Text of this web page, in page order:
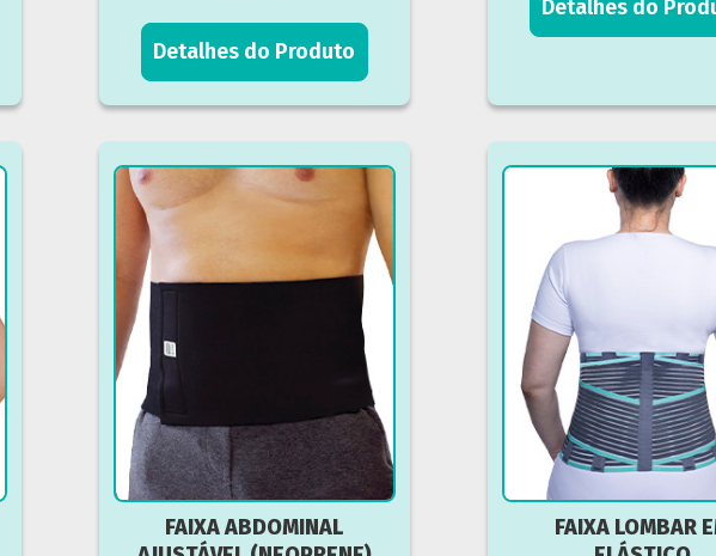
Detalhes do Produto
Detalhes do
FAIXA ABDOMINAL
FAIXA LOMBAR